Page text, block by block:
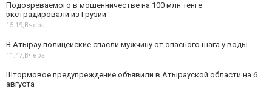
Подозреваемого в мошенничестве на 100 млн тенге
экстрадировали из Грузии
15:19,Вчера
В Атырау полицейские спасли мужчину от опасного шага у воды
11:47,Вчера
Штормовое предупреждение объявили в Атырауской области на 6
августа